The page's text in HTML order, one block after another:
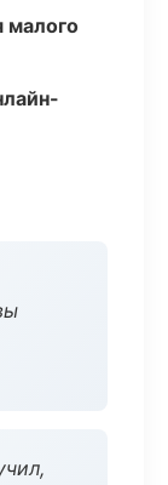
малого